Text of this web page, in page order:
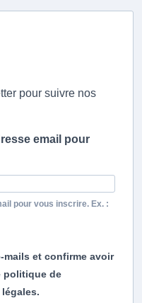
pour suivre nos
email pour
pour vous inscrire. Ex. :
mails et confirme avoir
politique de